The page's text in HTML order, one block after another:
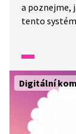
a poznejme,
tento
Digitální